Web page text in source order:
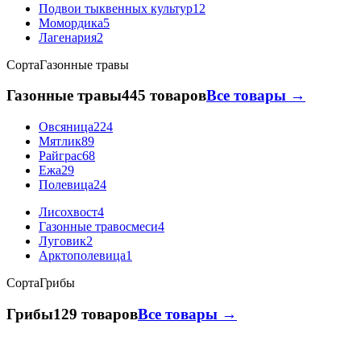
Подвои тыквенных культур12
Момордика5
Лагенария2
СортаГазонные травы
Газонные травы445 товаровВсе товары →
Овсяница224
Мятлик89
Райграс68
Ежа29
Полевица24
Лисохвост4
Газонные травосмеси4
Луговик2
Арктополевица1
СортаГрибы
Грибы129 товаровВсе товары →